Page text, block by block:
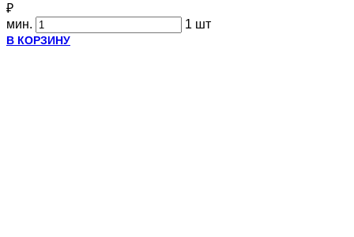
₽
мин.
1 шт
В КОРЗИНУ